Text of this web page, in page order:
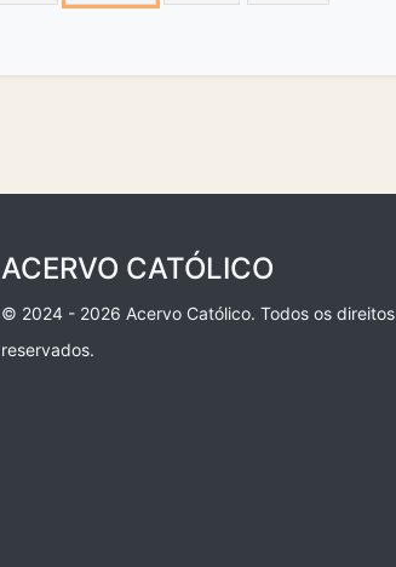
ACERVO CATÓLICO
© 2024 - 2026 Acervo Católico. Todos os direitos
reservados.